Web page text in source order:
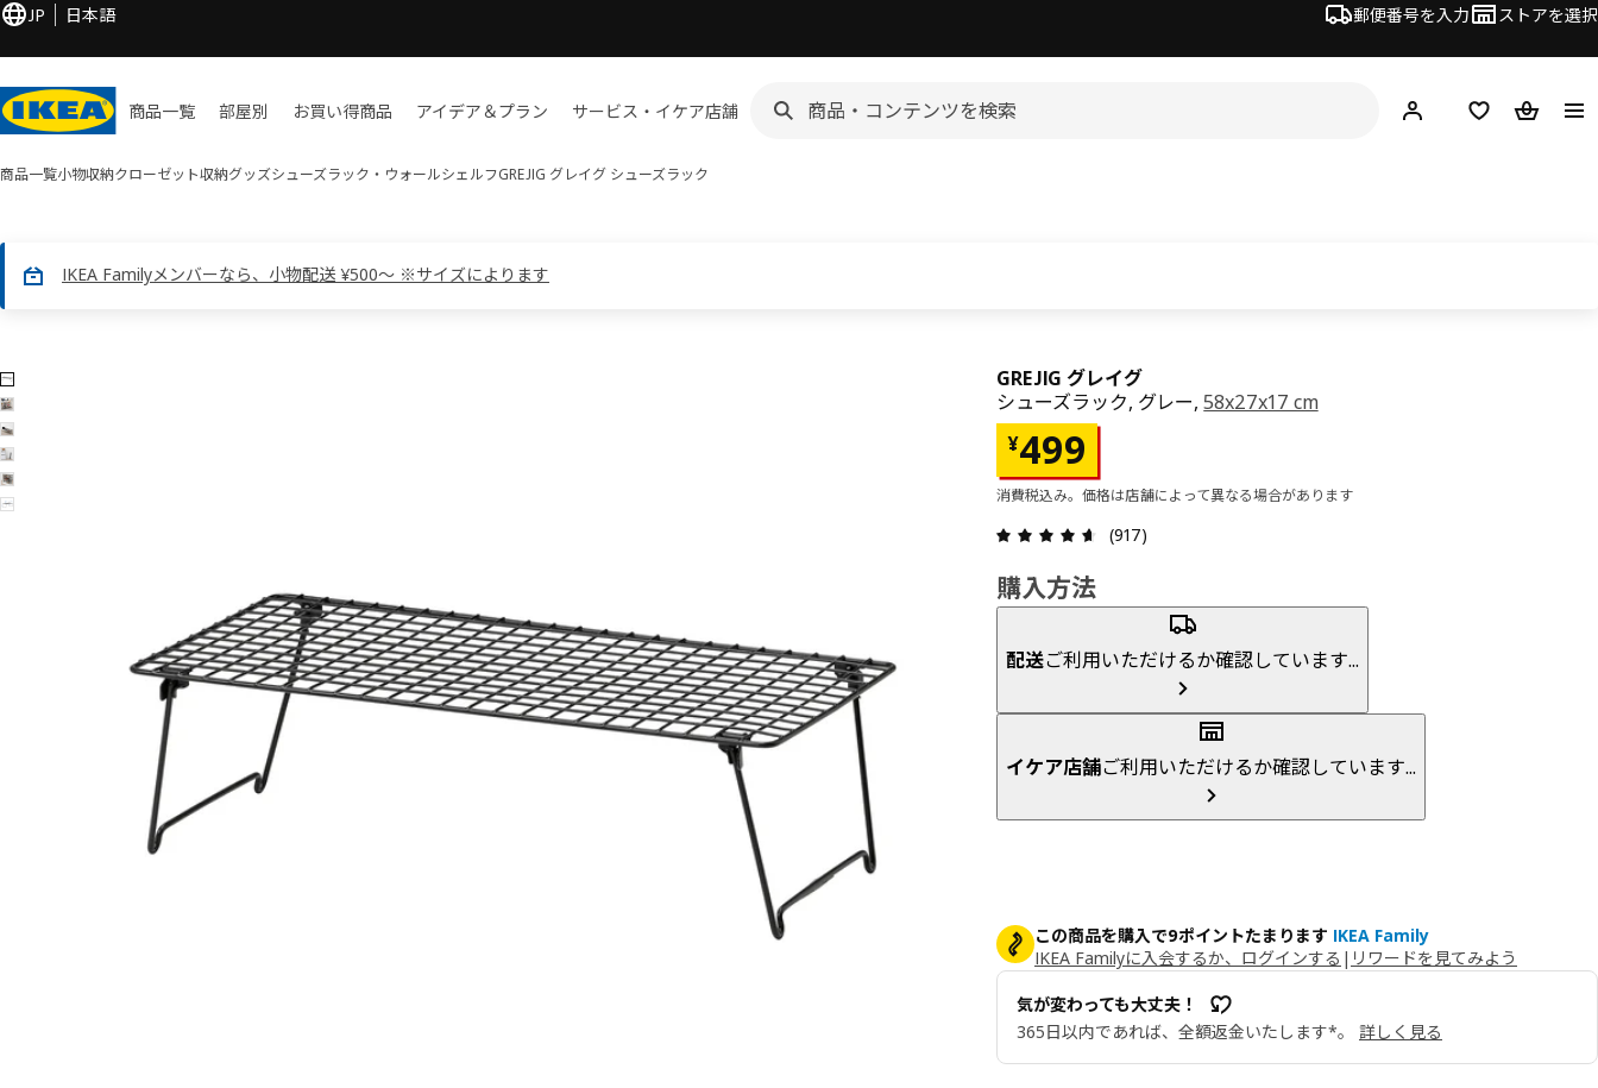
JP 日本語 郵便番号を入力 ストアを選択
商品一覧 部屋別 お買い​得商品 アイデア＆プラン サービス・イケア店舗 ログイン・新規入会
欲しいものリスト
カート
商品一覧小物収納クローゼット収納グッズシューズラック・ウォールシェルフGREJIG グレイグ シューズラック
IKEA Familyメンバーなら、小物配送 ¥500～ ※サイズによります
6 GREJIG グレイグ画像
スキップ
Image zoomed out, normal view
GREJIG グレイグ
シューズラック, グレー,58x27x17 cm
¥499
価格 ¥ 499
消費税込み。価格は店舗によって異なる場合があります
(917)
購入方法
配送ご利用いただけるか確認しています...
イケア店舗ご利用いただけるか確認しています...
この商品を購入で9ポイントたまります IKEA Family
IKEA Familyに入会するか、ログインする | リワードを見てみよう
気が変わっても大丈夫！
365日以内であれば、全額返金いたします*。
詳しく見る